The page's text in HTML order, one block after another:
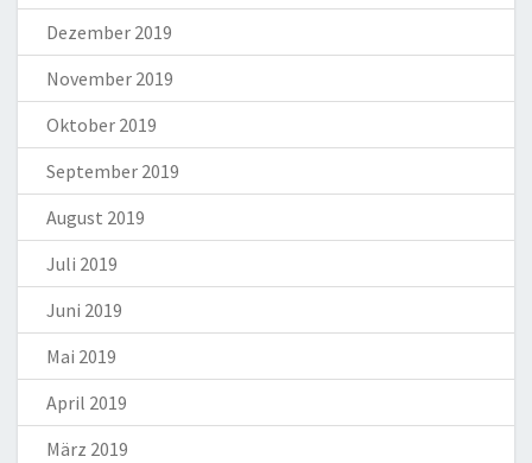
Dezember 2019
November 2019
Oktober 2019
September 2019
August 2019
Juli 2019
Juni 2019
Mai 2019
April 2019
März 2019